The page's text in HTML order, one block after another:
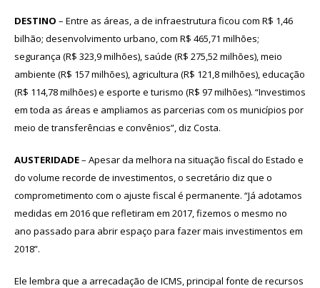
DESTINO – Entre as áreas, a de infraestrutura ficou com R$ 1,46
bilhão; desenvolvimento urbano, com R$ 465,71 milhões;
segurança (R$ 323,9 milhões), saúde (R$ 275,52 milhões), meio
ambiente (R$ 157 milhões), agricultura (R$ 121,8 milhões), educação
(R$ 114,78 milhões) e esporte e turismo (R$ 97 milhões). “Investimos
em toda as áreas e ampliamos as parcerias com os municípios por
meio de transferências e convênios”, diz Costa.
AUSTERIDADE– Apesar da melhora na situação fiscal do Estado e
do volume recorde de investimentos, o secretário diz que o
comprometimento com o ajuste fiscal é permanente. “Já adotamos
medidas em 2016 que refletiram em 2017, fizemos o mesmo no
ano passado para abrir espaço para fazer mais investimentos em
2018”.
Ele lembra que a arrecadação de ICMS, principal fonte de recursos